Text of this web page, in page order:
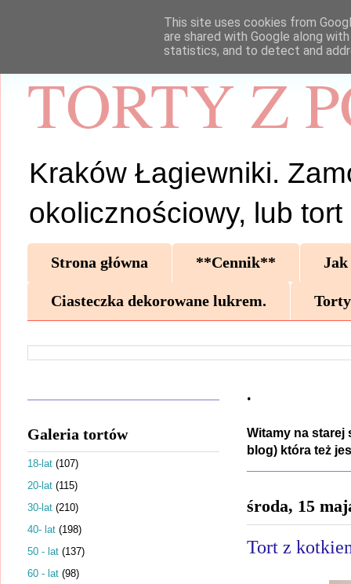
TORTY Z
Kraków Łagiewniki.
okolicznościowy, lub tort
Strona główna **Cennik** Jak
Ciasteczka dekorowane lukrem.
.
Witamy na starej
blog) która też
środa, 15
Tort z
Galeria tortów
18-lat (107)
20-lat (115)
30-lat (210)
40- lat (198)
50 - lat (137)
60 - lat (98)
This site uses cookies from
are shared with Google along
statistics, and to detect and